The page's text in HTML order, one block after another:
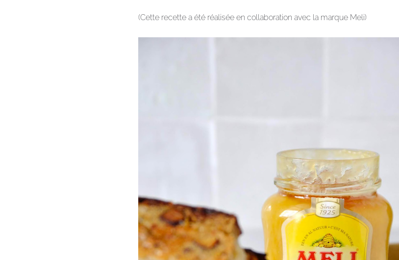
(Cette recette a été réalisée en collaboration avec la marque Meli)